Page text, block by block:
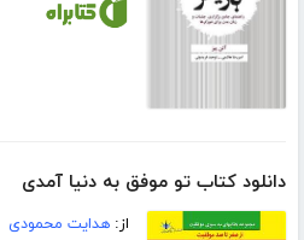
دانلود کتاب تو موفق به دنیا آمدی
از:هدایت محمودی